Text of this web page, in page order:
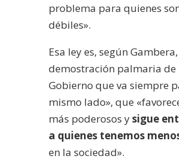
problema para quienes
débiles».
Esa ley es, según
demostración palmaria de
Gobierno que va siempre
mismo lado», que
más poderosos ysigue
a quienes tenemos
en la sociedad».